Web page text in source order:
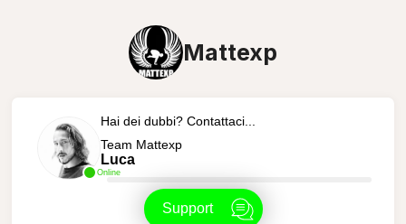
Mattexp
Online
Hai dei dubbi? Contattaci...
Team Mattexp
Luca
Support